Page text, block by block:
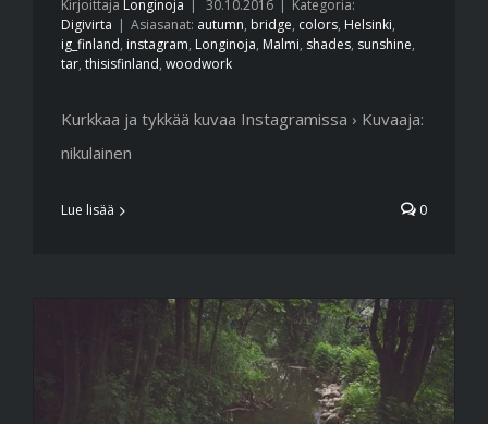
Kirjoittaja Longinoja 30.10.2016
Kategoria:
Digivirta
Asiasanat: autumn, bridge, colors, Helsinki,
ig_finland, instagram, Longinoja, Malmi, shades, sunshine,
tar, thisisfinland, woodwork
Kurkkaa ja tykkää kuvaa Instagramissa › Kuvaaja:
nikulainen
Lue lisää 0